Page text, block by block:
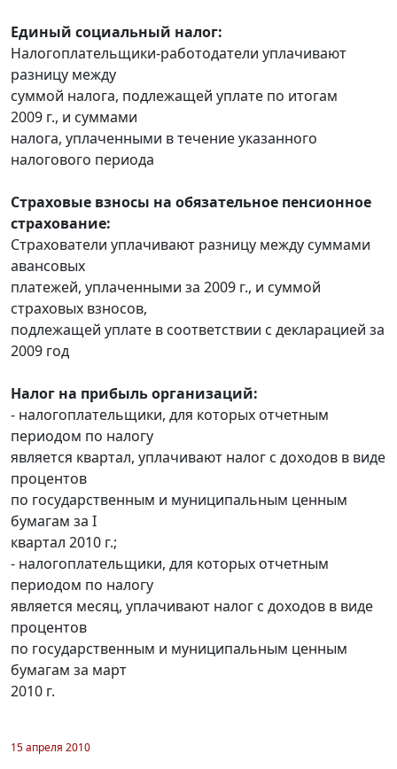
Единый социальный налог:
Налогоплательщики-работодатели уплачивают
разницу между
суммой налога, подлежащей уплате по итогам
2009 г., и суммами
налога, уплаченными в течение указанного
налогового периода
Страховые взносы на обязательное пенсионное
страхование:
Страхователи уплачивают разницу между суммами
авансовых
платежей, уплаченными за 2009 г., и суммой
страховых взносов,
подлежащей уплате в соответствии с декларацией за
2009 год
Налог на прибыль организаций:
- налогоплательщики, для которых отчетным
периодом по налогу
является квартал, уплачивают налог с доходов в виде
процентов
по государственным и муниципальным ценным
бумагам за I
квартал 2010 г.;
- налогоплательщики, для которых отчетным
периодом по налогу
является месяц, уплачивают налог с доходов в виде
процентов
по государственным и муниципальным ценным
бумагам за март
2010 г.
15 апреля 2010